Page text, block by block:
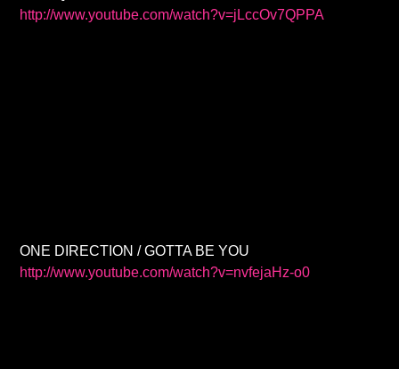
http://www.youtube.com/watch?v=jLccOv7QPPA
ONE DIRECTION / GOTTA BE YOU
http://www.youtube.com/watch?v=nvfejaHz-o0